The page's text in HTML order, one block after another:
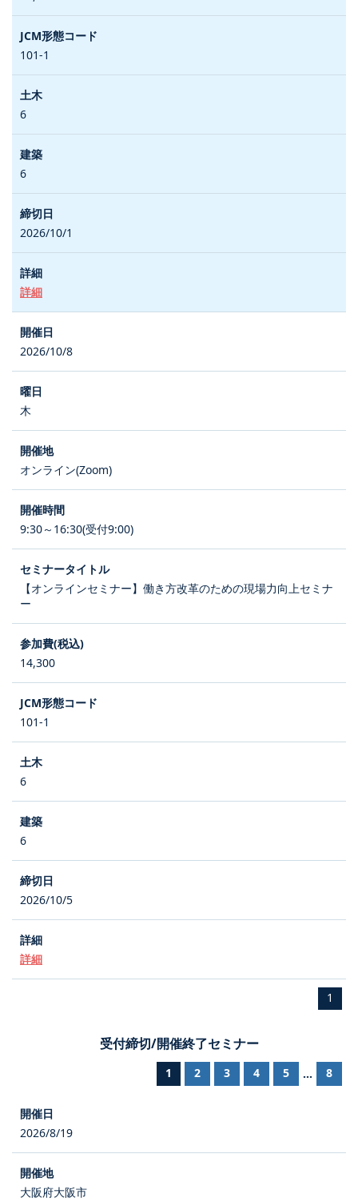
101-1
6
6
2026/10/1
詳細
2026/10/8
木
オンライン(Zoom)
9:30～16:30(受付9:00)
【オンラインセミナー】働き方改革のための現場力向上セミナ
ー
14,300
101-1
6
6
2026/10/5
詳細
1
受付締切/開催終了セミナー
1 2 3 4 5 ... 8
2026/8/19
大阪府大阪市